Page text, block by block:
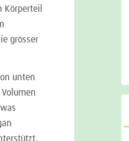
grösser
unten